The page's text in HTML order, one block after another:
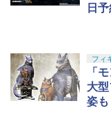
日
フィ
「
大
姿も